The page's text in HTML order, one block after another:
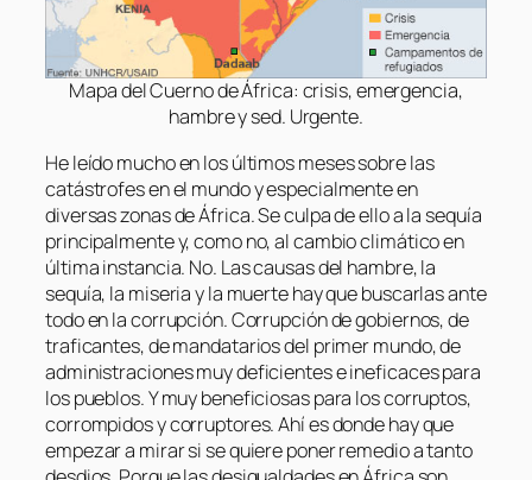
Mapa del Cuerno de África: crisis, emergencia,
hambre y sed. Urgente.
He leído mucho en los últimos meses sobre las
catástrofes en el mundo y especialmente en
diversas zonas de África. Se culpa de ello a la sequía
principalmente y, como no, al cambio climático en
última instancia. No. Las causas del hambre, la
sequía, la miseria y la muerte hay que buscarlas ante
todo en la corrupción. Corrupción de gobiernos, de
traficantes, de mandatarios del primer mundo, de
administraciones muy deficientes e ineficaces para
los pueblos. Y muy beneficiosas para los corruptos,
corrompidos y corruptores. Ahí es donde hay que
empezar a mirar si se quiere poner remedio a tanto